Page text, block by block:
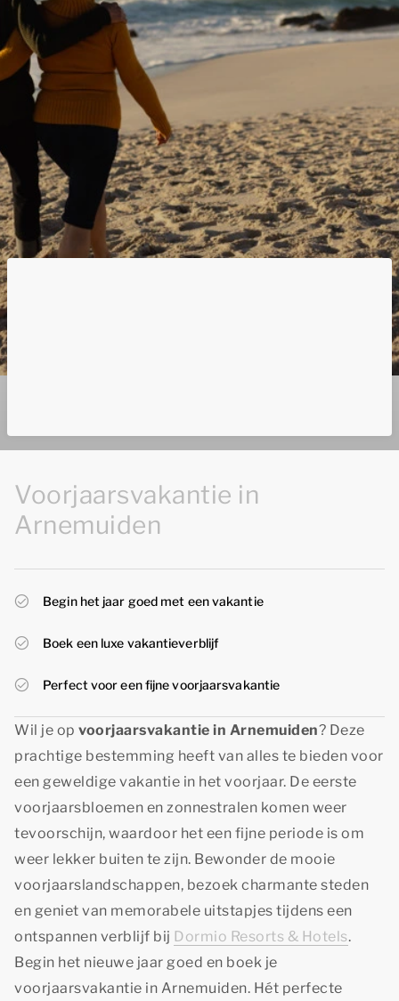
Voorjaarsvakantie in
Arnemuiden
Begin het jaar goed met een vakantie
Boek een luxe vakantieverblijf
Perfect voor een fijne voorjaarsvakantie
Wil je op voorjaarsvakantie in Arnemuiden? Deze
prachtige bestemming heeft van alles te bieden voor
een geweldige vakantie in het voorjaar. De eerste
voorjaarsbloemen en zonnestralen komen weer
tevoorschijn, waardoor het een fijne periode is om
weer lekker buiten te zijn. Bewonder de mooie
voorjaarslandschappen, bezoek charmante steden
en geniet van memorabele uitstapjes tijdens een
ontspannen verblijf bij Dormio Resorts & Hotels.
Begin het nieuwe jaar goed en boek je
voorjaarsvakantie in Arnemuiden. Hét perfecte